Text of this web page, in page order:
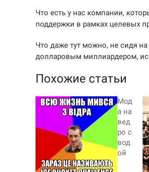
Что есть у нас компании,
поддержки в рамках целевых
Что даже тут можно, не сидя
долларовым миллиардером,
Похожие статьи
Мод
а на
вед
ро с
вод
ой